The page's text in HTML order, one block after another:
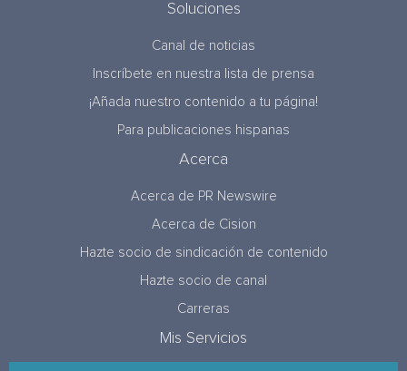
Soluciones
Canal de noticias
Inscríbete en nuestra lista de prensa
¡Añada nuestro contenido a tu página!
Para publicaciones hispanas
Acerca
Acerca de PR Newswire
Acerca de Cision
Hazte socio de sindicación de contenido
Hazte socio de canal
Carreras
Mis Servicios